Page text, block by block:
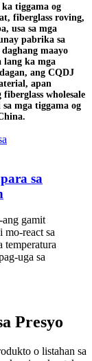
tiggama og
fiberglass roving,
usa sa mga
pabrika sa
maayo
lang ka mga
ang CQDJ
apan
wholesale
mga tiggama og
sa
ang gamit
mo-react sa
temperatura
uga sa
Presyo
o listahan sa